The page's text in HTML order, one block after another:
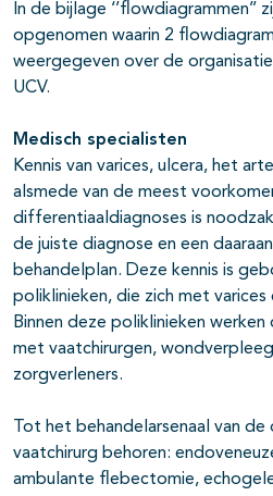
In de bijlage ‘’flowdiagrammen’’
opgenomen waarin 2
weergegeven over de
UCV.
Medisch specialisten
Kennis van varices, ulcera, het
alsmede van de meest
differentiaaldiagnoses is
de juiste diagnose en een
behandelplan. Deze kennis is
poliklinieken, die zich met varices
Binnen deze poliklinieken
met vaatchirurgen,
zorgverleners.
Tot het behandelarsenaal van
vaatchirurg behoren:
ambulante flebectomie,